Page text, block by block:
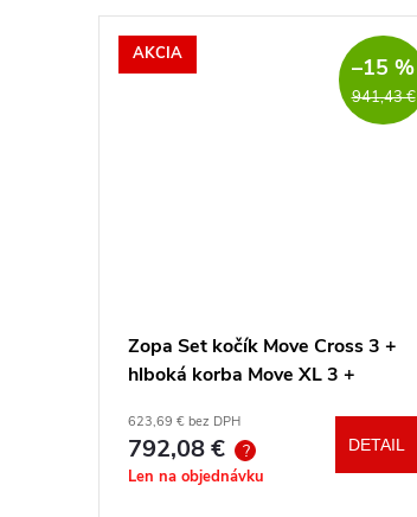
AKCIA
941,43 €
–15 %
Zopa Set kočík Move Cross 3 +
hlboká korba Move XL 3 +
výberu + báza
623,69 € bez DPH
792,08 € ?
Len na objednávku
DETAIL